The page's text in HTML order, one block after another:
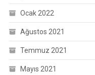
Ocak 2022
Ağustos 2021
Temmuz 2021
Mayıs 2021